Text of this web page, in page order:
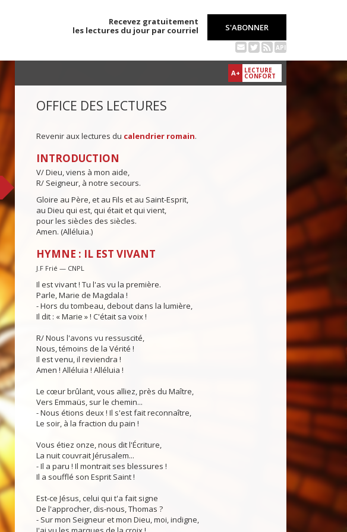
Recevez gratuitement
les lectures du jour par courriel
S'ABONNER
API
A+ LECTURE
CONFORT
OFFICE DES LECTURES
Revenir aux lectures du calendrier romain.
INTRODUCTION
V/ Dieu, viens à mon aide,
R/ Seigneur, à notre secours.
Gloire au Père, et au Fils et au Saint-Esprit,
au Dieu qui est, qui était et qui vient,
pour les siècles des siècles.
Amen. (Alléluia.)
HYMNE : IL EST VIVANT
J.F Frié — CNPL
Il est vivant ! Tu l'as vu la première.
Parle, Marie de Magdala !
- Hors du tombeau, debout dans la lumière,
Il dit : « Marie » ! C'était sa voix !
R/ Nous l'avons vu ressuscité,
Nous, témoins de la Vérité !
Il est venu, il reviendra !
Amen ! Alléluia ! Alléluia !
Le cœur brûlant, vous alliez, près du Maître,
Vers Emmaüs, sur le chemin...
- Nous étions deux ! Il s'est fait reconnaître,
Le soir, à la fraction du pain !
Vous étiez onze, nous dit l'Écriture,
La nuit couvrait Jérusalem...
- Il a paru ! Il montrait ses blessures !
Il a soufflé son Esprit Saint !
Est-ce Jésus, celui qui t'a fait signe
De l'approcher, dis-nous, Thomas ?
- Sur mon Seigneur et mon Dieu, moi, indigne,